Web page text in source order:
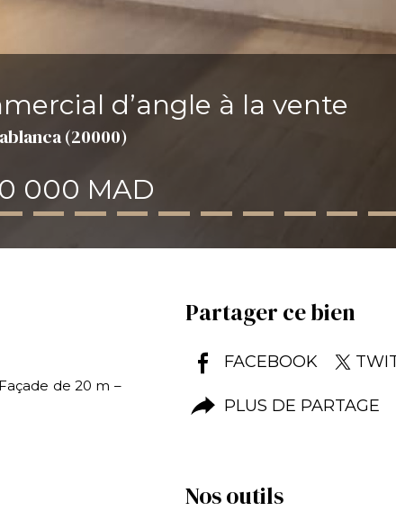
d’angle à la vente
(20000)
000 MAD
de 20 m –
Partager ce bien
FACEBOOK
PLUS DE PARTAGE
Nos outils